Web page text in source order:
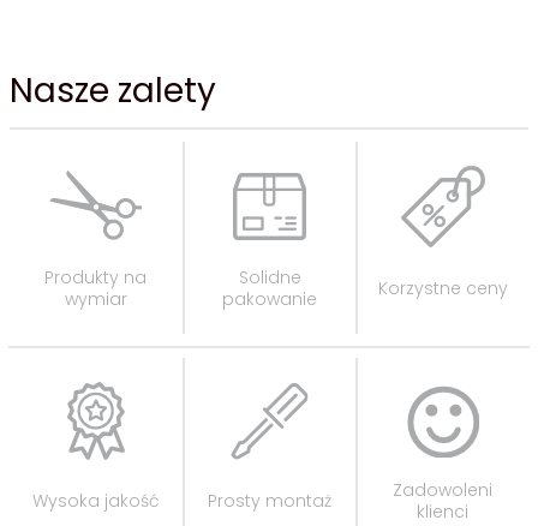
Nasze zalety
Produkty na
wymiar
Solidne
pakowanie
Korzystne ceny
Wysoka jakość Prosty montaż
Zadowoleni
klienci